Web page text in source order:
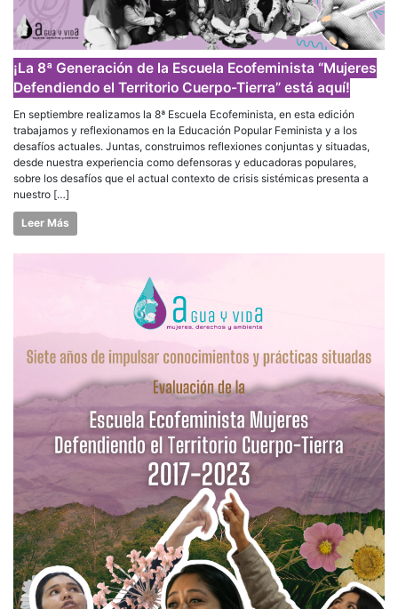
¡La 8ª Generación de la Escuela Ecofeminista “Mujeres
Defendiendo el Territorio Cuerpo-Tierra” está aquí!
En septiembre realizamos la 8ª Escuela Ecofeminista, en esta edición
trabajamos y reflexionamos en la Educación Popular Feminista y a los
desafíos actuales. Juntas, construimos reflexiones conjuntas y situadas,
desde nuestra experiencia como defensoras y educadoras populares,
sobre los desafíos que el actual contexto de crisis sistémicas presenta a
nuestro […]
Leer Más